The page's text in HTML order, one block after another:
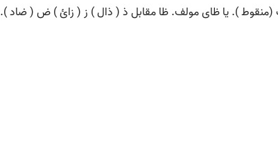
). یا ظای مولف. ظا مقابل ذ ( ذال ) ز ( زائ ) ض ( ضاد ).